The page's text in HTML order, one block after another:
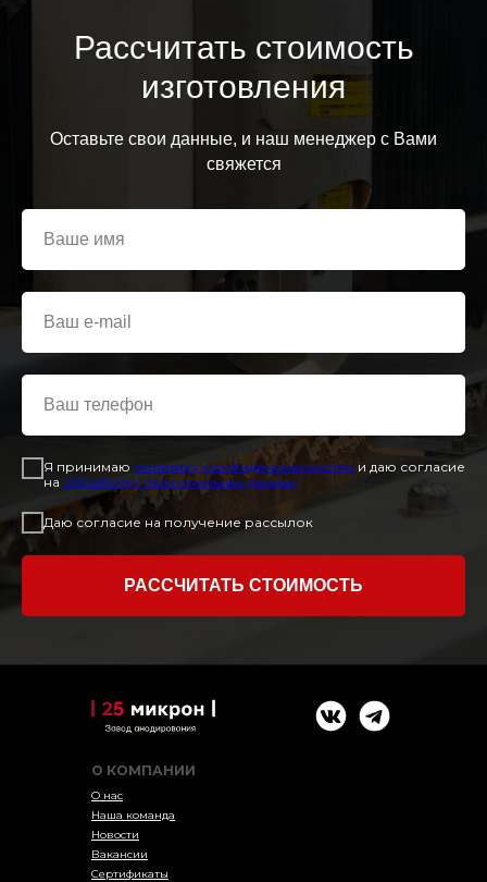
Рассчитать стоимость
изготовления
Оставьте свои данные, и наш менеджер с Вами
свяжется
Я принимаю политику конфиденциальности и даю согласие
на обработку персональных данных
Даю согласие на получение рассылок
РАССЧИТАТЬ СТОИМОСТЬ
О КОМПАНИИ
О нас
Наша команда
Новости
Вакансии
Сертификаты